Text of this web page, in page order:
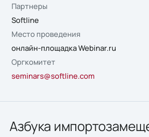
Партнеры
Softline
Место проведения
онлайн-площадка Webinar.ru
Оргкомитет
seminars@softline.com
Азбука